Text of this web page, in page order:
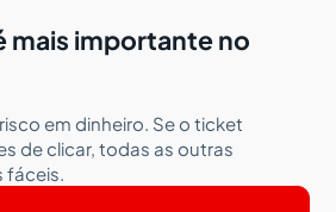
mais importante no
em dinheiro. Se o ticket
de clicar, todas as outras
fáceis.